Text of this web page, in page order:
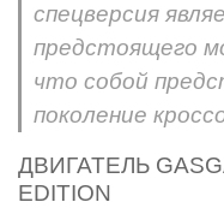
спецверсия
предстоящего
что собой
поколение
ДВИГАТЕЛЬ
EDITION